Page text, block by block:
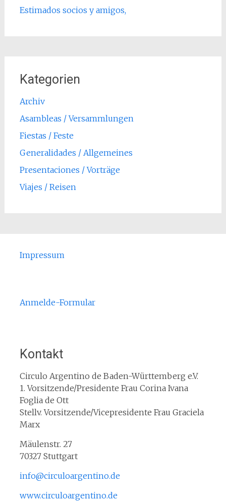
Estimados socios y amigos,
Kategorien
Archiv
Asambleas / Versammlungen
Fiestas / Feste
Generalidades / Allgemeines
Presentaciones / Vorträge
Viajes / Reisen
Impressum
Anmelde-Formular
Kontakt
Circulo Argentino de Baden-Württemberg e.V.
1. Vorsitzende/Presidente Frau Corina Ivana
Foglia de Ott
Stellv. Vorsitzende/Vicepresidente Frau Graciela
Marx
Mäulenstr. 27
70327 Stuttgart
info@circuloargentino.de
www.circuloargentino.de